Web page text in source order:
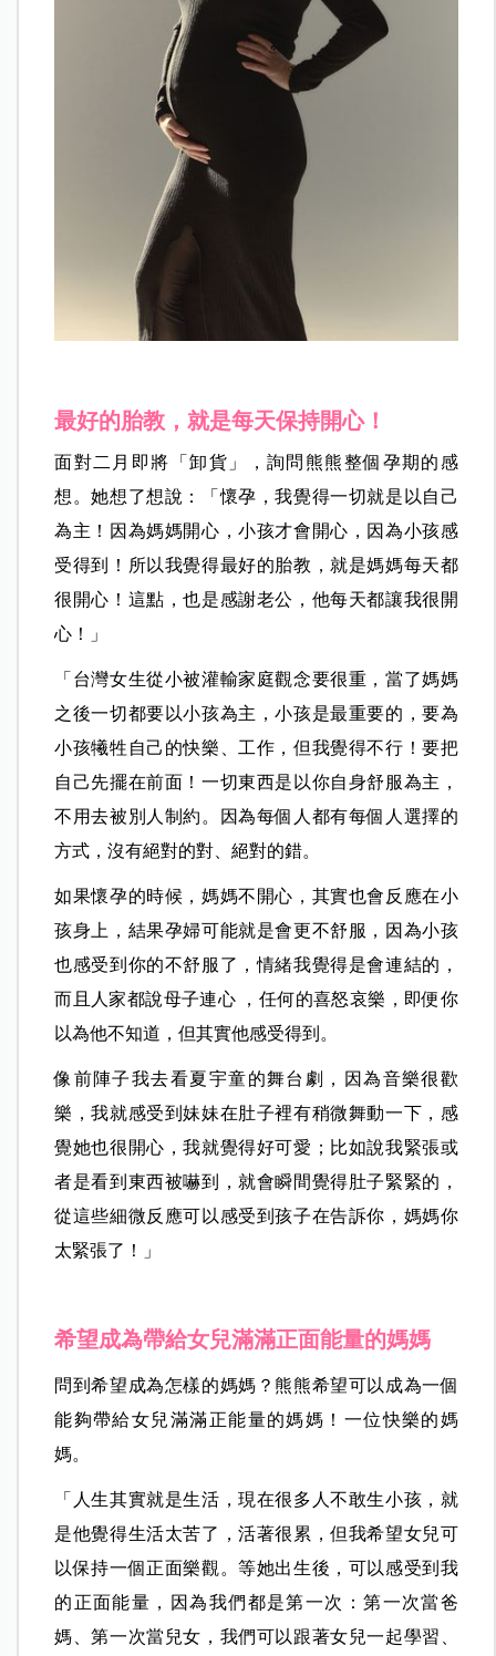
最好的胎教，就是每天保持開心！
面對二月即將「卸貨」，詢問熊熊整個孕期的感
想。她想了想說：「懷孕，我覺得一切就是以自己
為主！因為媽媽開心，小孩才會開心，因為小孩感
受得到！所以我覺得最好的胎教，就是媽媽每天都
很開心！這點，也是感謝老公，他每天都讓我很開
心！」
「台灣女生從小被灌輸家庭觀念要很重，當了媽媽
之後一切都要以小孩為主，小孩是最重要的，要為
小孩犧牲自己的快樂、工作，但我覺得不行！要把
自己先擺在前面！一切東西是以你自身舒服為主，
不用去被別人制約。因為每個人都有每個人選擇的
方式，沒有絕對的對、絕對的錯。
如果懷孕的時候，媽媽不開心，其實也會反應在小
孩身上，結果孕婦可能就是會更不舒服，因為小孩
也感受到你的不舒服了，情緒我覺得是會連結的，
而且人家都說母子連心 ，任何的喜怒哀樂，即便你
以為他不知道，但其實他感受得到。
像前陣子我去看夏宇童的舞台劇，因為音樂很歡
樂，我就感受到妹妹在肚子裡有稍微舞動一下，感
覺她也很開心，我就覺得好可愛；比如說我緊張或
者是看到東西被嚇到，就會瞬間覺得肚子緊緊的，
從這些細微反應可以感受到孩子在告訴你，媽媽你
太緊張了！」
希望成為帶給女兒滿滿正面能量的媽媽
問到希望成為怎樣的媽媽？熊熊希望可以成為一個
能夠帶給女兒滿滿正能量的媽媽！一位快樂的媽
媽。
「人生其實就是生活，現在很多人不敢生小孩，就
是他覺得生活太苦了，活著很累，但我希望女兒可
以保持一個正面樂觀。等她出生後，可以感受到我
的正面能量，因為我們都是第一次：第一次當爸
媽、第一次當兒女，我們可以跟著女兒一起學習、